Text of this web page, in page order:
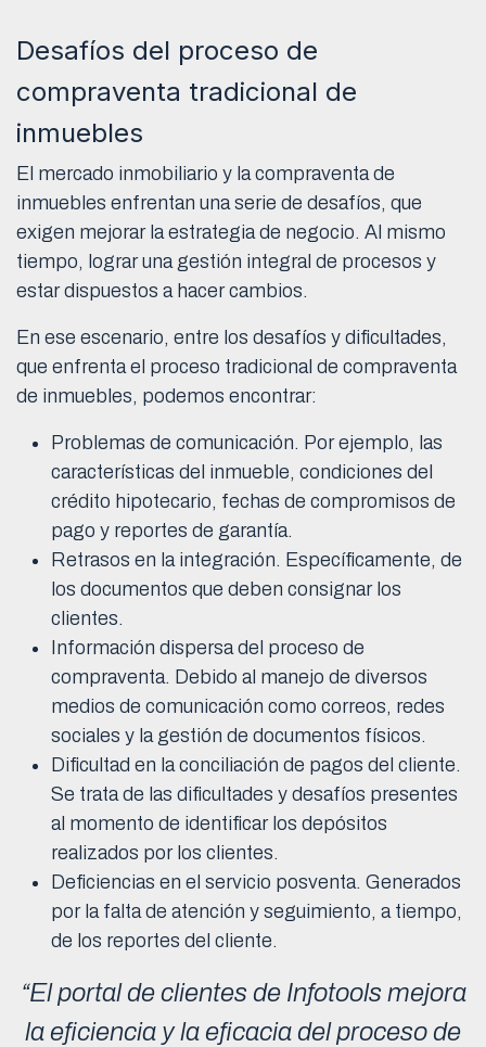
Desafíos del proceso de
compraventa tradicional de
inmuebles
El mercado inmobiliario y la compraventa de
inmuebles enfrentan una serie de desafíos, que
exigen mejorar la estrategia de negocio. Al mismo
tiempo, lograr una gestión integral de procesos y
estar dispuestos a hacer cambios.
En ese escenario, entre los desafíos y dificultades,
que enfrenta el proceso tradicional de compraventa
de inmuebles, podemos encontrar:
Problemas de comunicación. Por ejemplo, las
características del inmueble, condiciones del
crédito hipotecario, fechas de compromisos de
pago y reportes de garantía.
Retrasos en la integración. Específicamente, de
los documentos que deben consignar los
clientes.
Información dispersa del proceso de
compraventa. Debido al manejo de diversos
medios de comunicación como correos, redes
sociales y la gestión de documentos físicos.
Dificultad en la conciliación de pagos del cliente.
Se trata de las dificultades y desafíos presentes
al momento de identificar los depósitos
realizados por los clientes.
Deficiencias en el servicio posventa. Generados
por la falta de atención y seguimiento, a tiempo,
de los reportes del cliente.
“El portal de clientes de Infotools mejora
la eficiencia y la eficacia del proceso de